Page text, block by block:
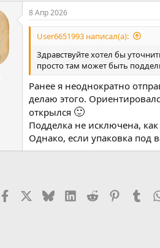
8 Апр 2026
User6651993 написал(а):
Здравствуйте хотел бы
просто там может быть
Ранее я неоднократно
делаю этого.
открылся 🙂
Подделка не исключена,
Однако, если упаковка под
Facebook BlueskyLinkedInReddit Pinterest